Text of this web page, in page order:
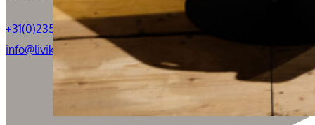
+31(0)235294739
info@livik.nl